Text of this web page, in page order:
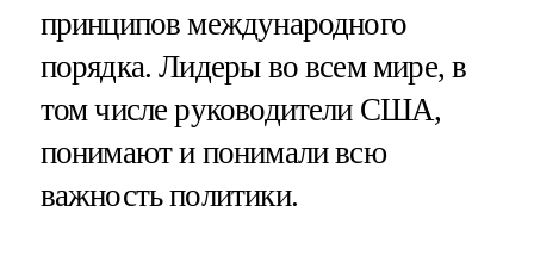
принципов международного
порядка. Лидеры во всем мире, в
том числе руководители США,
понимают и понимали всю
важность политики.